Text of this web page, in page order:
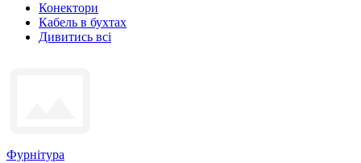
Конектори
Кабель в бухтах
Дивитись всі
Фурнітура